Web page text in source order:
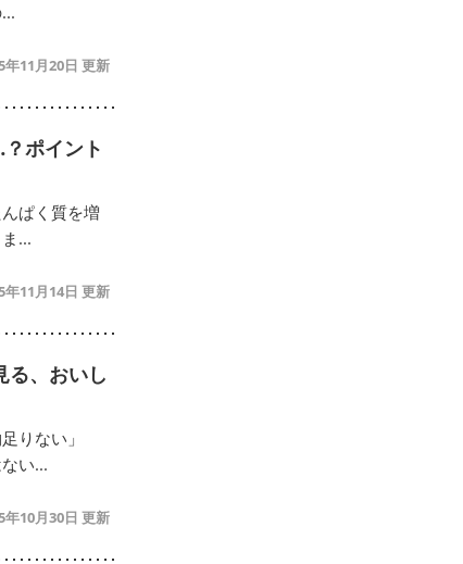
年11月20日
ポイント
ぱく質を増
...
年11月14日
る、おいし
りない」
い...
年10月30日